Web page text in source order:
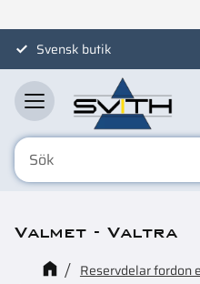
MenySvensk butik
Valmet - Valtra
Reservdelar fordon